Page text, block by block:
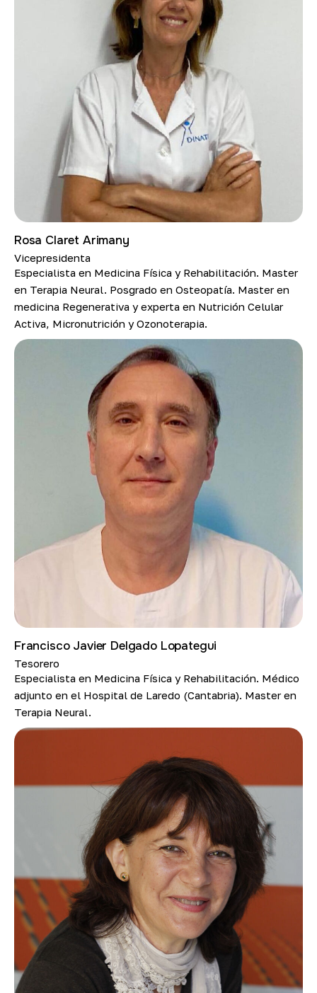
Rosa Claret Arimany
Vicepresidenta
Especialista en Medicina Física y Rehabilitación. Master
en Terapia Neural. Posgrado en Osteopatía. Master en
medicina Regenerativa y experta en Nutrición Celular
Activa, Micronutrición y Ozonoterapia.
Francisco Javier Delgado Lopategui
Tesorero
Especialista en Medicina Física y Rehabilitación. Médico
adjunto en el Hospital de Laredo (Cantabria). Master en
Terapia Neural.